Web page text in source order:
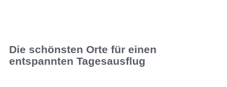
Die schönsten Orte für einen
entspannten Tagesausflug